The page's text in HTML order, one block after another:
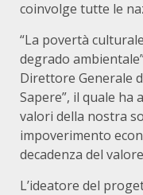
coinvolge tutte le
“La povertà
degrado
Direttore Generale
Sapere”, il quale ha
valori della nostra
impoverimento
decadenza del
L’ideatore del